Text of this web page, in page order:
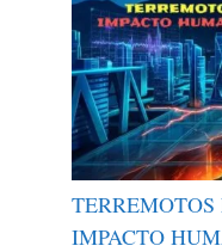
IMPACTO